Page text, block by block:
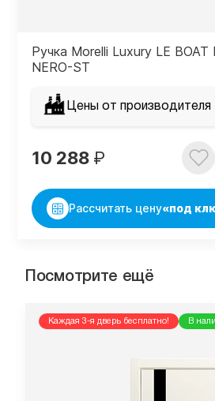
Ручка Morelli Luxury LE BOAT
NERO-ST
Цены от производителя
10 288 ₽
Рассчитать цену«под
Посмотрите ещё
Каждая 3-я дверь бесплатно! В